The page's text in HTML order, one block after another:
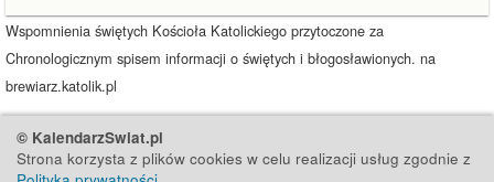
Wspomnienia świętych Kościoła Katolickiego przytoczone za
Chronologicznym spisem informacji o świętych i błogosławionych. na
brewiarz.katolik.pl
© KalendarzSwiat.pl
Strona korzysta z plików cookies w celu realizacji usług zgodnie z